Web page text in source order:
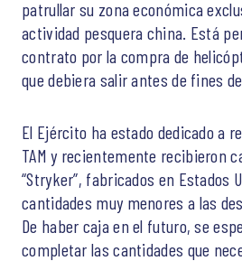
patrullar su zona económica
actividad pesquera china. Está
contrato por la compra de
que debiera salir antes de fines
El Ejército ha estado dedicado a
TAM y recientemente recibieron
“Stryker”, fabricados en Estados
cantidades muy menores a las
De haber caja en el futuro, se
completar las cantidades que